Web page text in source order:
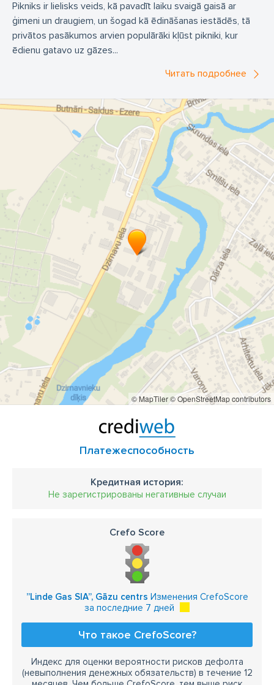
Pikniks ir lielisks veids, kā pavadīt laiku svaigā gaisā ar
ģimeni un draugiem, un šogad kā ēdināšanas iestādēs, tā
privātos pasākumos arvien populārāki kļūst pikniki, kur
ēdienu gatavo uz gāzes...
Читать подробнее
© MapTiler© OpenStreetMap contributors
Платежеспособность
Кредитная история:
Не зарегистрированы негативные случаи
Crefo Score
”Linde Gas SIA”, Gāzu centrs Изменения CrefoScore
за последние 7 дней
Что такое CrefoScore?
Индекс для оценки вероятности рисков дефолта
(невыполнения денежных обязательств) в течение 12